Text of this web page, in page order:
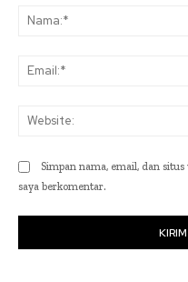
Simpan nama, email, dan
saya berkomentar.